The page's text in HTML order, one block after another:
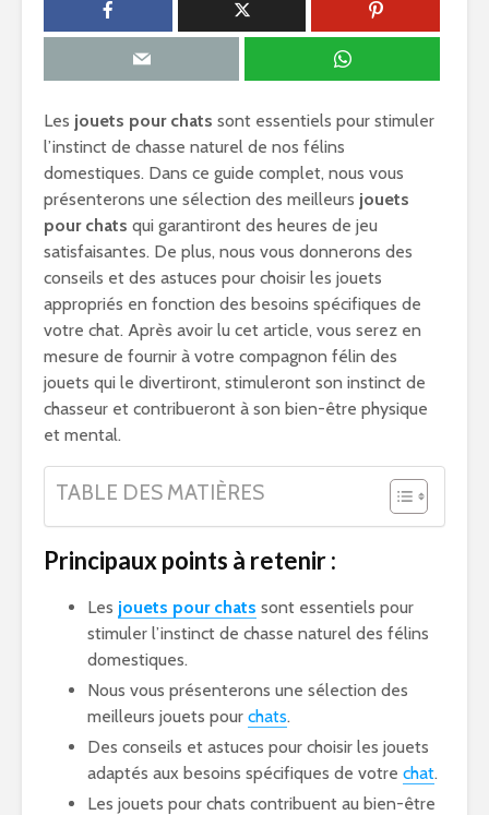
Les jouets pour chats sont essentiels pour stimuler
l’instinct de chasse naturel de nos félins
domestiques. Dans ce guide complet, nous vous
présenterons une sélection des meilleurs jouets
pour chats qui garantiront des heures de jeu
satisfaisantes. De plus, nous vous donnerons des
conseils et des astuces pour choisir les jouets
appropriés en fonction des besoins spécifiques de
votre chat. Après avoir lu cet article, vous serez en
mesure de fournir à votre compagnon félin des
jouets qui le divertiront, stimuleront son instinct de
chasseur et contribueront à son bien-être physique
et mental.
TABLE DES MATIÈRES
Principaux points à retenir :
Les jouets pour chats sont essentiels pour
stimuler l’instinct de chasse naturel des félins
domestiques.
Nous vous présenterons une sélection des
meilleurs jouets pour chats.
Des conseils et astuces pour choisir les jouets
adaptés aux besoins spécifiques de votre chat.
Les jouets pour chats contribuent au bien-être